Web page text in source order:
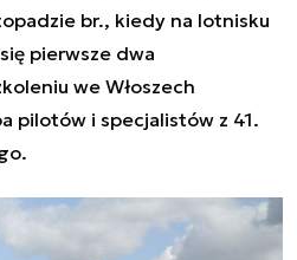
br., kiedy na lotnisku
pierwsze dwa
we Włoszech
pilotów i specjalistów z 41.